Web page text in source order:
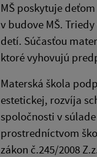
MŠ poskytuje
v budove MŠ.
detí. Súčasťou
ktoré vyhovujú
Materská škola
estetickej, rozvíja
spoločnosti v
prostredníctvom
zákon č.245/2008